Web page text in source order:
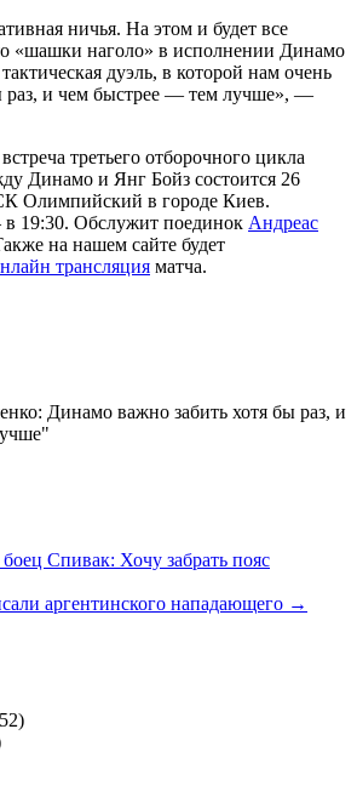
ничья. На этом и будет все
«шашки наголо» в исполнении Динамо
дуэль, в которой нам очень
раз, и чем быстрее — тем лучше», —
третьего отборочного цикла
Динамо и Янг Бойз состоится 26
Олимпийский в городе Киев.
в 19:30. Обслужит поединок Андреас
на нашем сайте будет
трансляция матча.
Динамо важно забить хотя бы раз, и
Спивак: Хочу забрать пояс
аргентинского нападающего →